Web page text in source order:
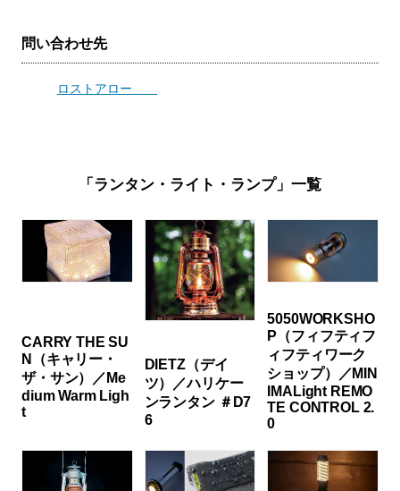
問い合わせ先
ロストアロー
「ランタン・ライト・ランプ」一覧
CARRY THE SU
N（キャリー・
ザ・サン）／Me
dium Warm Ligh
t
DIETZ（デイ
ツ）／ハリケー
ンランタン ＃D7
6
5050WORKSHO
P（フィフティフ
ィフティワーク
ショップ）／MIN
IMALight REMO
TE CONTROL 2.
0